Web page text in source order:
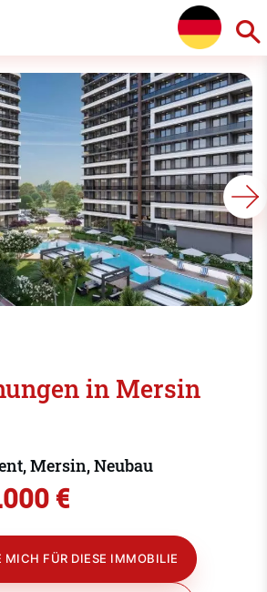
in Mersin
Mersin, Neubau
€
MICH FÜR DIESE IMMOBILIE